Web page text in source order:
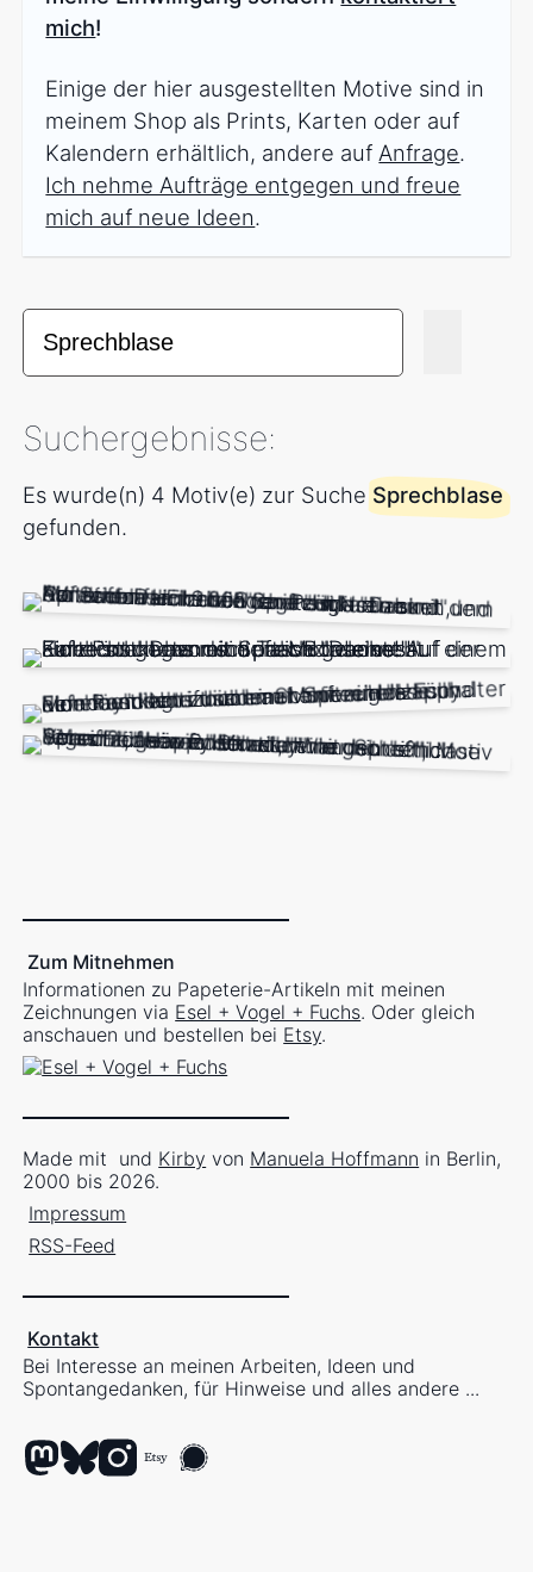
mich!
Einige der hier ausgestellten Motive sind in
meinem Shop als Prints, Karten oder auf
Kalendern erhältlich, andere auf Anfrage.
Ich nehme Aufträge entgegen und freue
mich auf neue Ideen.
Suchergebnisse:
Es wurde(n) 4 Motiv(e) zur Suche Sprechblase
gefunden.
Zum Mitnehmen
Informationen zu Papeterie-Artikeln mit meinen
Zeichnungen via Esel + Vogel + Fuchs. Oder gleich
anschauen und bestellen bei Etsy.
Made mit und Kirby von Manuela Hoffmann in Berlin,
2000 bis 2026.
Impressum
RSS-Feed
Kontakt
Bei Interesse an meinen Arbeiten, Ideen und
Spontangedanken, für Hinweise und alles andere ...